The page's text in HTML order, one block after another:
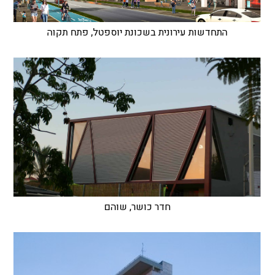
התחדשות עירונית בשכונת יוספטל, פתח תקוה
חדר כושר, שוהם